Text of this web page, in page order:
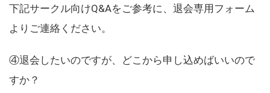
下記サークル向けQ&Aをご参考に、退会専用フォーム
よりご連絡ください。
④退会したいのですが、どこから申し込めばいいので
すか？